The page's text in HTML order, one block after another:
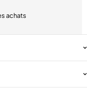
achats